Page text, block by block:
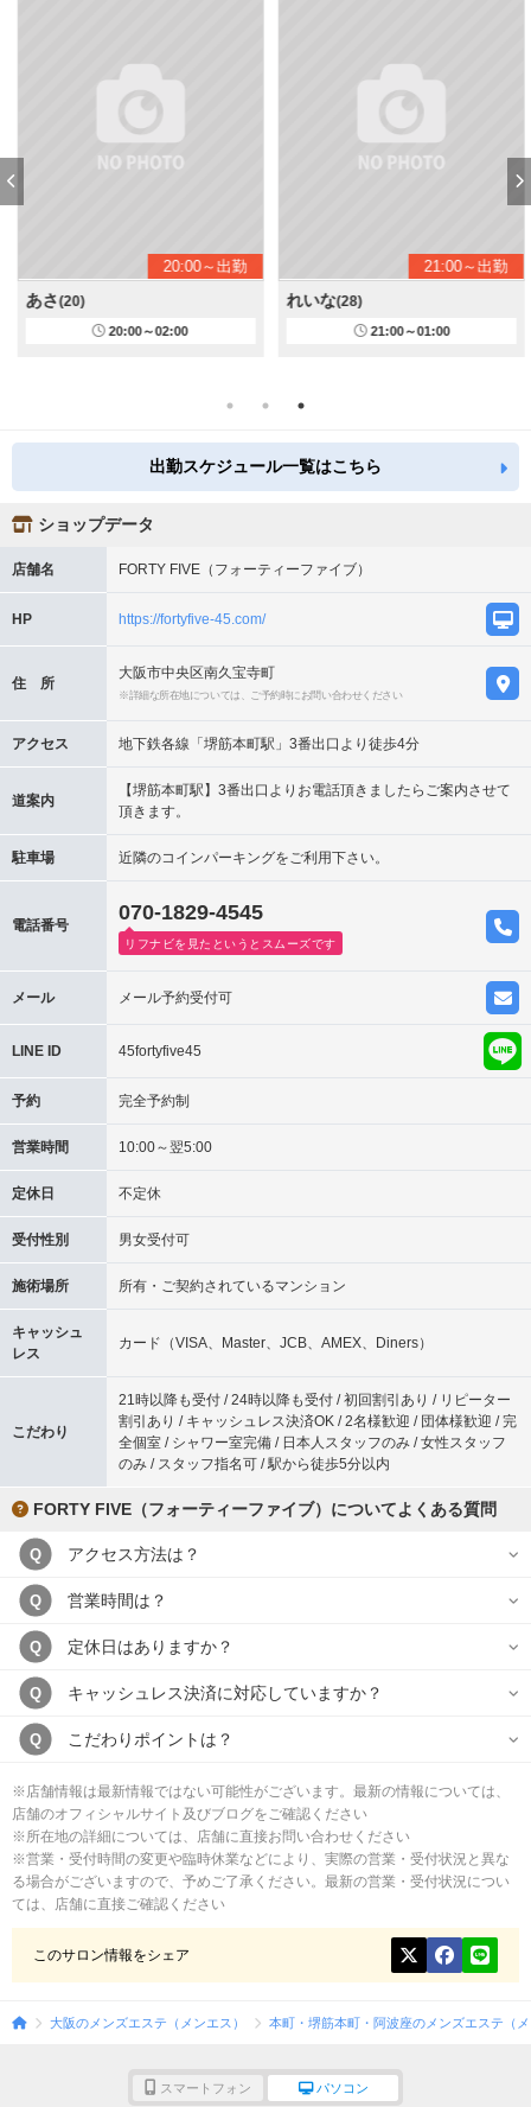
20:00～出勤
あさ(20)
20:00～02:00
21:00～出勤
れいな(28)
21:00～01:00
出勤スケジュール一覧はこちら
ショップデータ
店舗名 FORTY FIVE（フォーティーファイブ）
HP https://fortyfive-45.com/
住 所
大阪市中央区南久宝寺町
※詳細な所在地については、ご予約時にお問い合わせください
アクセス 地下鉄各線「堺筋本町駅」3番出口より徒歩4分
道案内
【堺筋本町駅】3番出口よりお電話頂きましたらご案内させて
頂きます。
駐車場 近隣のコインパーキングをご利用下さい。
電話番号
070-1829-4545
リフナビを見たというとスムーズです
メール メール予約受付可
LINE ID 45fortyfive45
予約 完全予約制
営業時間 10:00～翌5:00
定休日 不定休
受付性別 男女受付可
施術場所 所有・ご契約されているマンション
キャッシュ
レス
カード（VISA、Master、JCB、AMEX、Diners）
こだわり
21時以降も受付 / 24時以降も受付 / 初回割引あり / リピーター
割引あり / キャッシュレス決済OK / 2名様歓迎 / 団体様歓迎 / 完
全個室 / シャワー室完備 / 日本人スタッフのみ / 女性スタッフ
のみ / スタッフ指名可 / 駅から徒歩5分以内
FORTY FIVE（フォーティーファイブ）についてよくある質問
Q アクセス方法は？
Q 営業時間は？
Q 定休日はありますか？
Q キャッシュレス決済に対応していますか？
Q こだわりポイントは？
※店舗情報は最新情報ではない可能性がございます。最新の情報については、
店舗のオフィシャルサイト及びブログをご確認ください
※所在地の詳細については、店舗に直接お問い合わせください
※営業・受付時間の変更や臨時休業などにより、実際の営業・受付状況と異な
る場合がございますので、予めご了承ください。最新の営業・受付状況につい
ては、店舗に直接ご確認ください
このサロン情報をシェア
大阪のメンズエステ（メンエス） 本町・堺筋本町・阿波座のメンズエステ（
スマートフォン パソコン